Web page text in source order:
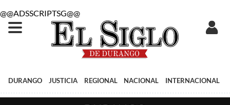
@@ADSSCRIPTSG@@
DURANGO JUSTICIA REGIONAL NACIONAL INTERNACIONAL